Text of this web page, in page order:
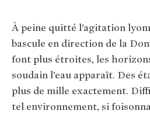
À peine quitté l’agitation
bascule en direction de la
font plus étroites, les
soudain l’eau apparaît. Des
plus de mille exactement.
tel environnement, si